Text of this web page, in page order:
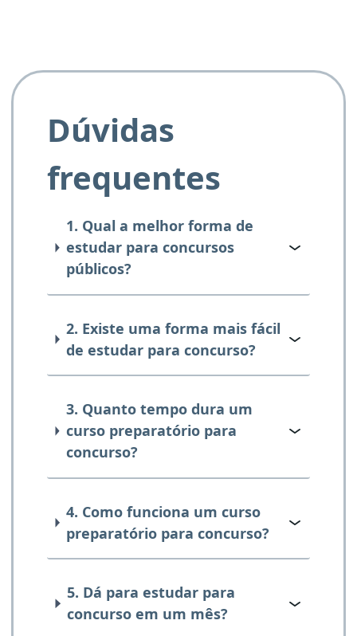
Dúvidas
frequentes
1. Qual a melhor forma de
estudar para concursos
públicos?
2. Existe uma forma mais fácil
de estudar para concurso?
3. Quanto tempo dura um
curso preparatório para
concurso?
4. Como funciona um curso
preparatório para concurso?
5. Dá para estudar para
concurso em um mês?